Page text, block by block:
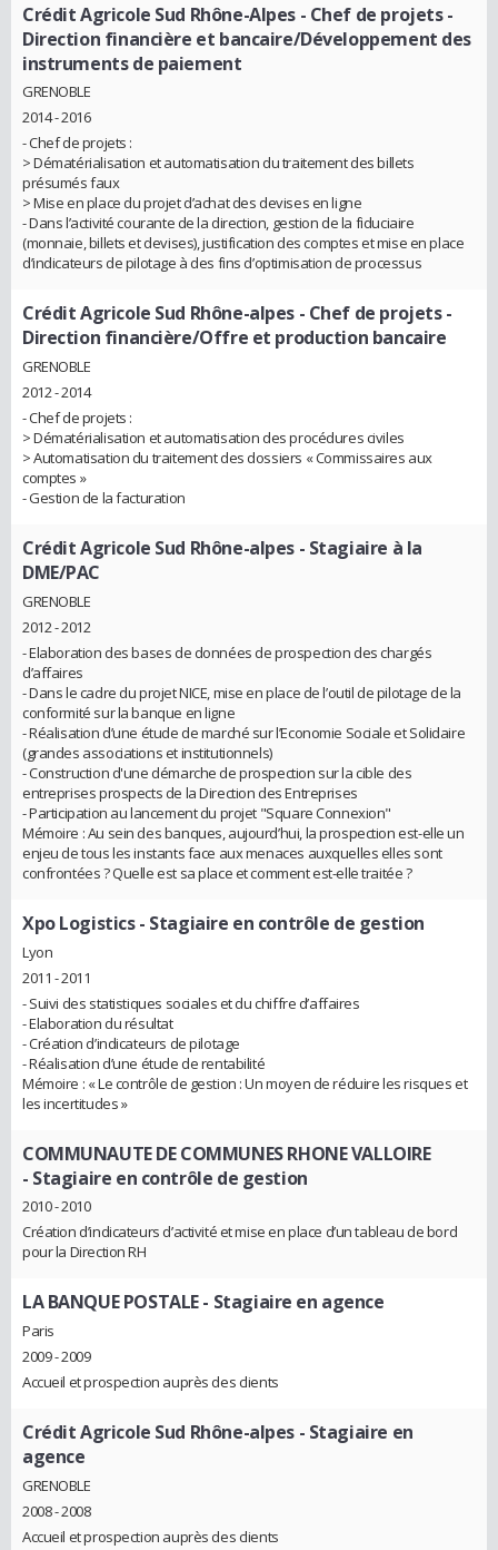
Crédit Agricole Sud Rhône-Alpes- Chef de projets -
Direction financière et bancaire/Développement des
instruments de paiement
GRENOBLE
2014 - 2016
- Chef de projets :
> Dématérialisation et automatisation du traitement des billets
présumés faux
> Mise en place du projet d’achat des devises en ligne
- Dans l’activité courante de la direction, gestion de la fiduciaire
(monnaie, billets et devises), justification des comptes et mise en place
d’indicateurs de pilotage à des fins d’optimisation de processus
Crédit Agricole Sud Rhône-alpes- Chef de projets -
Direction financière/Offre et production bancaire
GRENOBLE
2012 - 2014
- Chef de projets :
> Dématérialisation et automatisation des procédures civiles
> Automatisation du traitement des dossiers « Commissaires aux
comptes »
- Gestion de la facturation
Crédit Agricole Sud Rhône-alpes- Stagiaire à la
DME/PAC
GRENOBLE
2012 - 2012
- Elaboration des bases de données de prospection des chargés
d’affaires
- Dans le cadre du projet NICE, mise en place de l’outil de pilotage de la
conformité sur la banque en ligne
- Réalisation d’une étude de marché sur l’Economie Sociale et Solidaire
(grandes associations et institutionnels)
- Construction d'une démarche de prospection sur la cible des
entreprises prospects de la Direction des Entreprises
- Participation au lancement du projet "Square Connexion"
Mémoire : Au sein des banques, aujourd’hui, la prospection est-elle un
enjeu de tous les instants face aux menaces auxquelles elles sont
confrontées ? Quelle est sa place et comment est-elle traitée ?
Xpo Logistics- Stagiaire en contrôle de gestion
Lyon
2011 - 2011
- Suivi des statistiques sociales et du chiffre d’affaires
- Elaboration du résultat
- Création d’indicateurs de pilotage
- Réalisation d’une étude de rentabilité
Mémoire : « Le contrôle de gestion : Un moyen de réduire les risques et
les incertitudes »
COMMUNAUTE DE COMMUNES RHONE VALLOIRE
- Stagiaire en contrôle de gestion
2010 - 2010
Création d’indicateurs d’activité et mise en place d’un tableau de bord
pour la Direction RH
LA BANQUE POSTALE- Stagiaire en agence
Paris
2009 - 2009
Accueil et prospection auprès des clients
Crédit Agricole Sud Rhône-alpes- Stagiaire en
agence
GRENOBLE
2008 - 2008
Accueil et prospection auprès des clients